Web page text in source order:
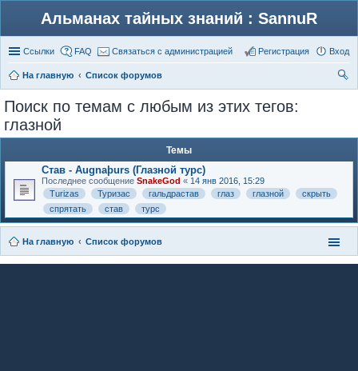
Альманах тайных знаний : SannuR
Ссылки FAQ Связаться с администрацией Вход
Регистрация
На главную
Список форумов
Поиск по темам с любым из этих тегов:
глазной
Темы
Став - Augnaþurs (Глазной турс)
Последнее сообщение SnakeGod « 14 янв 2016, 15:29
Turizas
Туризас гальдрастав глаз глазной
скрыть
спрятать
став турс
На главную Список форумов